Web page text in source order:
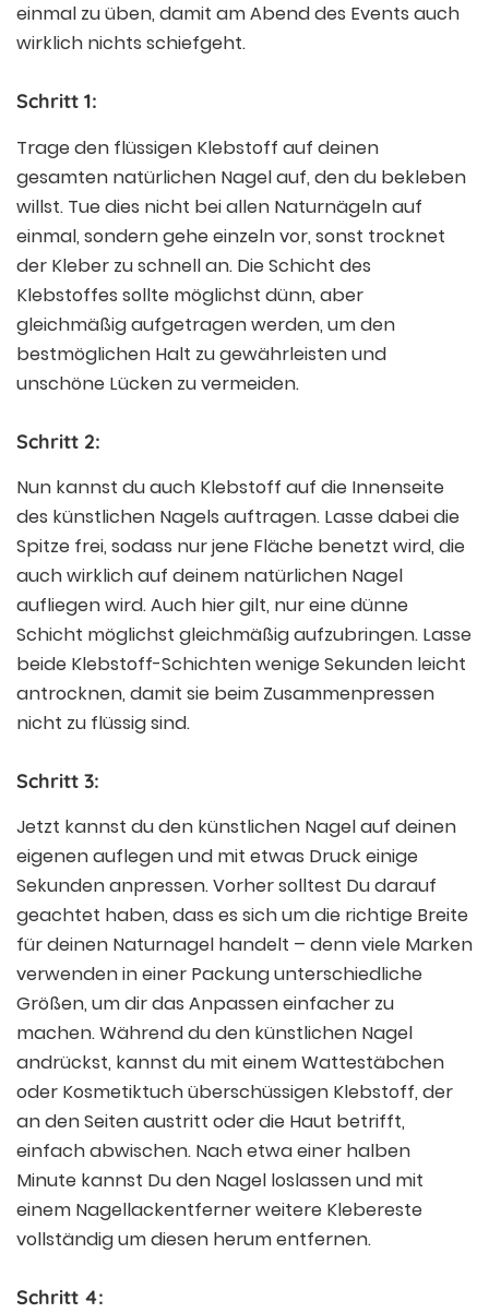
einmal zu üben, damit am Abend des Events auch
wirklich nichts schiefgeht.
Schritt 1:
Trage den flüssigen Klebstoff auf deinen
gesamten natürlichen Nagel auf, den du bekleben
willst. Tue dies nicht bei allen Naturnägeln auf
einmal, sondern gehe einzeln vor, sonst trocknet
der Kleber zu schnell an. Die Schicht des
Klebstoffes sollte möglichst dünn, aber
gleichmäßig aufgetragen werden, um den
bestmöglichen Halt zu gewährleisten und
unschöne Lücken zu vermeiden.
Schritt 2:
Nun kannst du auch Klebstoff auf die Innenseite
des künstlichen Nagels auftragen. Lasse dabei die
Spitze frei, sodass nur jene Fläche benetzt wird, die
auch wirklich auf deinem natürlichen Nagel
aufliegen wird. Auch hier gilt, nur eine dünne
Schicht möglichst gleichmäßig aufzubringen. Lasse
beide Klebstoff-Schichten wenige Sekunden leicht
antrocknen, damit sie beim Zusammenpressen
nicht zu flüssig sind.
Schritt 3:
Jetzt kannst du den künstlichen Nagel auf deinen
eigenen auflegen und mit etwas Druck einige
Sekunden anpressen. Vorher solltest Du darauf
geachtet haben, dass es sich um die richtige Breite
für deinen Naturnagel handelt – denn viele Marken
verwenden in einer Packung unterschiedliche
Größen, um dir das Anpassen einfacher zu
machen. Während du den künstlichen Nagel
andrückst, kannst du mit einem Wattestäbchen
oder Kosmetiktuch überschüssigen Klebstoff, der
an den Seiten austritt oder die Haut betrifft,
einfach abwischen. Nach etwa einer halben
Minute kannst Du den Nagel loslassen und mit
einem Nagellackentferner weitere Klebereste
vollständig um diesen herum entfernen.
Schritt 4: